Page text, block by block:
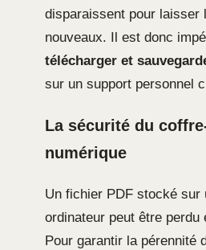
disparaissent pour laisser
nouveaux. Il est donc
télécharger et
sur un support personnel
La sécurité du
numérique
Un fichier PDF stocké sur
ordinateur peut être perdu
Pour garantir la pérennité